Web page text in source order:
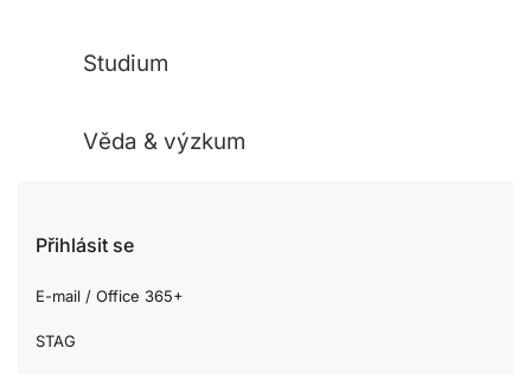
Studium
Věda & výzkum
Přihlásit se
E-mail / Office 365+
STAG